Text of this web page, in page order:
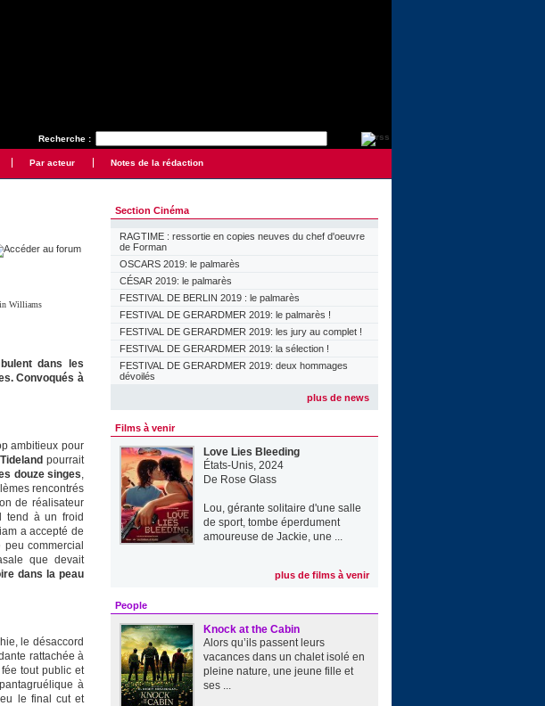
Recherche :
Par acteur Notes de la rédaction
Williams
dans les
Convoqués à
ambitieux pour
Tideland pourrait
douze singes,
rencontrés
de réalisateur
tend à un froid
a accepté de
commercial
que devait
dans la peau
le désaccord
rattachée à
tout public et
à
le final cut et
Section Cinéma
RAGTIME : ressortie en copies neuves du chef d'oeuvre
de Forman
OSCARS 2019: le palmarès
CÉSAR 2019: le palmarès
FESTIVAL DE BERLIN 2019 : le palmarès
FESTIVAL DE GERARDMER 2019: le palmarès !
FESTIVAL DE GERARDMER 2019: les jury au complet !
FESTIVAL DE GERARDMER 2019: la sélection !
FESTIVAL DE GERARDMER 2019: deux hommages
dévoilés
plus de news
Films à venir
Love Lies Bleeding
États-Unis, 2024
De Rose Glass
Lou, gérante solitaire d'une salle
de sport, tombe éperdument
amoureuse de Jackie, une ...
plus de films à venir
People
Knock at the Cabin
Alors qu’ils passent leurs
vacances dans un chalet isolé en
pleine nature, une jeune fille et
ses ...